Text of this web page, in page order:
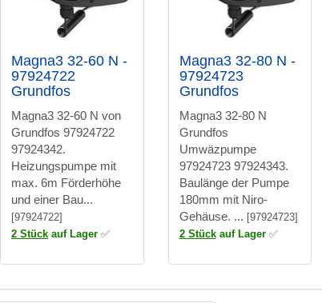
Magna3 32-60 N -
97924722
Grundfos
Magna3 32-60 N von
Grundfos 97924722
97924342.
Heizungspumpe mit
max. 6m Förderhöhe
und einer Bau...
[97924722]
2 Stück auf Lager ✅
Magna3 32-80 N -
97924723
Grundfos
Magna3 32-80 N
Grundfos
Umwäzpumpe
97924723 97924343.
Baulänge der Pumpe
180mm mit Niro-
Gehäuse. ... [97924723]
2 Stückauf Lager✅